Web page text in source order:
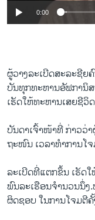
ພາສາອັງກິດ
ວີດີໂອ
ລາຍການກະຈາຍສຽງ
ລາຍງານ
ຕິດຕາມພວກເຮົາ ທີ່
ພາສາຕ່າງໆ
0:00
ຜູ້​ວາງ​ລະ​ເບີດ​ສະລະ​ຊີ​ຍ
ບັນທຸກທະຫານ​ອັຟກາ​ນິ
ເຮັ​ດ​ໃຫ້​ທະຫານເສຍ​ຊີວິ
ບັນດາ​ເຈົ້າ​ໜ້າ​ທີ່ ກ່າວ​ວ່
ຖະໜົນ ​ເວລາ​ທຳ​ການ​ໂ
ລະ​ເບີດທີ່​ແຕກ​ຂຶ້ນ ​ເຮັດ​
ພົນລະ​ເຮືອນ​ຈຳນວນ​ນຶ່ງ
ຜິ​ດຊອບ ​ໃນ​ການ​ໂຈມຕີ